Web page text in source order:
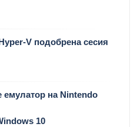
V подобрена сесия
емулатор на Nintendo
10